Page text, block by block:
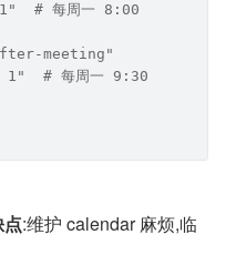
# 每周一 8:00
meeting"
# 每周一 9:30
:维护 calendar 麻烦,临